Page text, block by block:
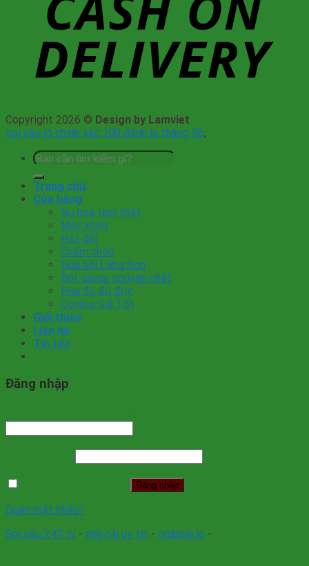
Copyright 2026 © Design by Lamviet
soi cầu lô chính xác 100 đánh la thắng 96,
Tìm
kiếm:
Trang chủ
Cửa hàng
Nụ hoa tam thất
Mắc khén
Hạt dổi
Chẩm chéo
Hoa hồi Lạng Sơn
Bột cacao nguyên chất
Hoa đu đủ đực
Combo Giá Tốt
Giới thiệu
Liên hệ
Tin tức
Đăng nhập
Đăng nhập
Quên mật khẩu?
Soi cầu 247 tv - nhà cái uy tín - crabbie.io -